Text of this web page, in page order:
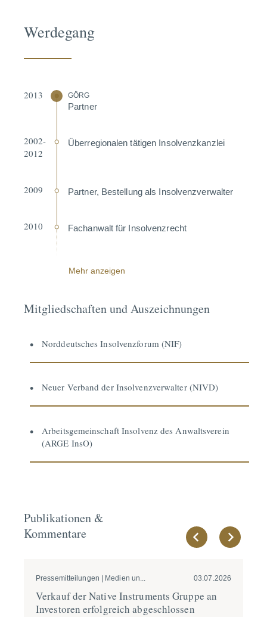
Werdegang
2013 GÖRG
Partner
2002-
2012
Überre­gio­nalen tätigen Insol­venz­kanzlei
2009 Partner, Bestellung als Insol­venz­ver­walter
2010 Fachanwalt für Insol­venz­recht
Mehr anzeigen
Mitgliedschaften und Auszeichnungen
Norddeutsches Insolvenzforum (NIF)
Neuer Verband der Insolvenzverwalter (NIVD)
Arbeitsgemeinschaft Insolvenz des Anwaltsverein
(ARGE InsO)
Publikationen &
Kommentare
Pressemitteilungen | Medien un... 03.07.2026
Verkauf der Native Instru­ments Gruppe an
Inves­toren erfolg­reich abgesch­lossen